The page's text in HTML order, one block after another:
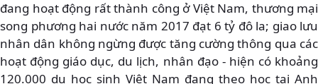
đang hoạt động rất thành công ở Việt Nam, thương mại
song phương hai nước năm 2017 đạt 6 tỷ đô la; giao lưu
nhân dân không ngừng được tăng cường thông qua các
hoạt động giáo dục, du lịch, nhân đạo - hiện có khoảng
120.000 du học sinh Việt Nam đang theo học tại Anh